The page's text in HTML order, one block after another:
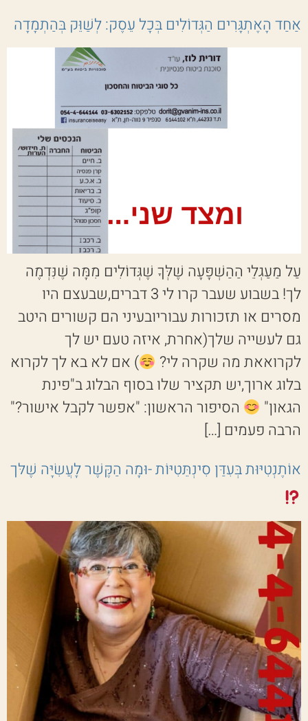
אַחַד הָאֶתְגָּרִים הַגְּדוֹלִים בְּכָל עֵסֶק: לְשַׁוֵּק בְּהַתְמָדָה
עַל מַעַגְלֵי הַהַשְׁפָּעָה שֶׁלְּךָ שֶׁגְּדוֹלִים מִמָּה שֶׁנִּדְמֶה
לך! בשבוע שעבר קרו לי 3 דברים,שבעצם היו
מסרים או תזכורות עבוריובעיני הם קשורים היטב
גם לעשייה שלך(אחרת, איזה טעם יש לך
לקרואאת מה שקרה לי?
) אם לא בא לך לקרוא
בלוג ארוך,יש תקציר שלו בסוף הבלוג ב"פינת
הגאון"
הסיפור הראשון: "אפשר לקבל אישור?"
הרבה פעמים […]
אוֹתֶנְטִיּוּת בְּעִדַּן סִינְתֵּטִיּוֹת -וּמָה הַקֶּשֶׁר לָעֲשִׂיָּה שֶׁלּך